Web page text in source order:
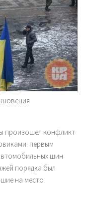
произошел конфликт
первым
шин
порядка был
на место